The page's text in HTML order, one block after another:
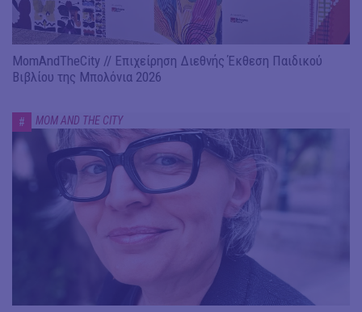
MomAndTheCity // Επιχείρηση Διεθνής Έκθεση Παιδικού
Βιβλίου της Μπολόνια 2026
# MOM AND THE CITY